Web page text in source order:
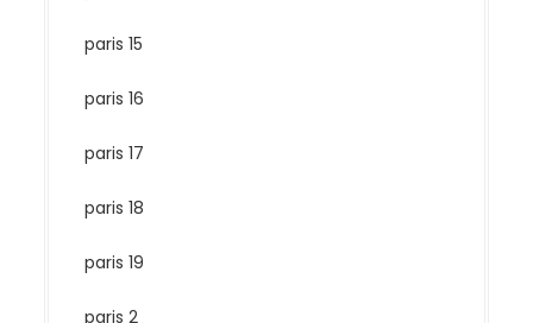
paris 15
paris 16
paris 17
paris 18
paris 19
paris 2